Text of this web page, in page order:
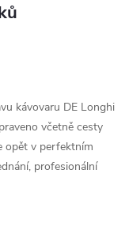
kávovaru DE Longhi
včetně cesty
opět v perfektním
profesionální